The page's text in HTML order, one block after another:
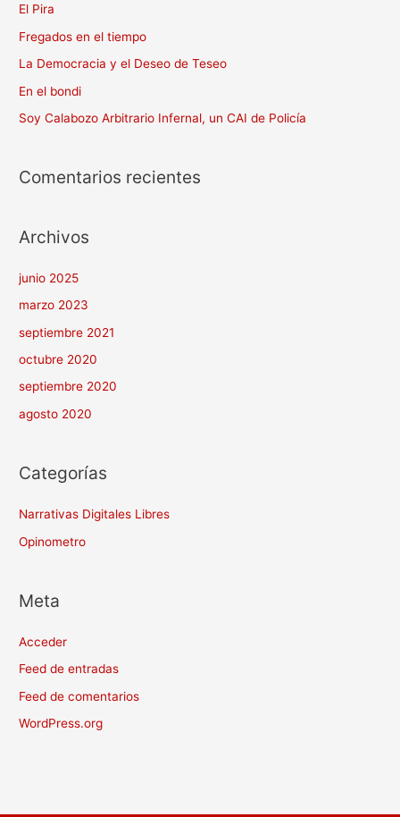
El Pira
Fregados en el tiempo
La Democracia y el Deseo de Teseo
En el bondi
Soy Calabozo Arbitrario Infernal, un CAI de Policía
Comentarios recientes
Archivos
junio 2025
marzo 2023
septiembre 2021
octubre 2020
septiembre 2020
agosto 2020
Categorías
Narrativas Digitales Libres
Opinometro
Meta
Acceder
Feed de entradas
Feed de comentarios
WordPress.org